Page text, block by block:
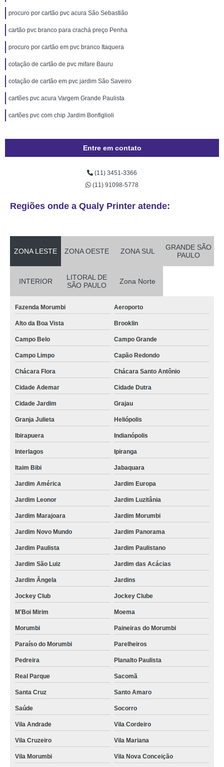
procuro por cartão pvc acura São Sebastião
cartão pvc branco para crachá preço Penha
procuro por cartão em pvc branco Itaquera
cotação de cartão de pvc mifare Bauru
cotação de cartão em pvc jardim São Saveiro
cartões pvc acura Vargem Grande Paulista
cartões pvc com chip Jardim Bonfiglioli
Entre em contato
(11) 3451-3366
(11) 91098-5778
Regiões onde a Qualy Printer atende:
ZONA LESTE ZONA OESTE ZONA SUL
GRANDE SÃO
PAULO
INTERIOR
LITORAL DE
SÃO PAULO
Zona Norte
Fazenda Morumbi Aeroporto
Alto da Boa Vista Brooklin
Campo Belo Campo Grande
Campo Limpo Capão Redondo
Chácara Flora Chácara Santo Antônio
Cidade Ademar Cidade Dutra
Cidade Jardim Grajau
Granja Julieta Heliópolis
Ibirapuera Indianópolis
Interlagos Ipiranga
Itaim Bibi Jabaquara
Jardim América Jardim Europa
Jardim Leonor Jardim Luzitânia
Jardim Marajoara Jardim Morumbi
Jardim Novo Mundo Jardim Panorama
Jardim Paulista Jardim Paulistano
Jardim São Luiz Jardim das Acácias
Jardim Ângela Jardins
Jockey Club Jockey Clube
M'Boi Mirim Moema
Morumbi Paineiras do Morumbi
Paraíso do Morumbi Parelheiros
Pedreira Planalto Paulista
Real Parque Sacomã
Santa Cruz Santo Amaro
Saúde Socorro
Vila Andrade Vila Cordeiro
Vila Cruzeiro Vila Mariana
Vila Morumbi Vila Nova Conceição